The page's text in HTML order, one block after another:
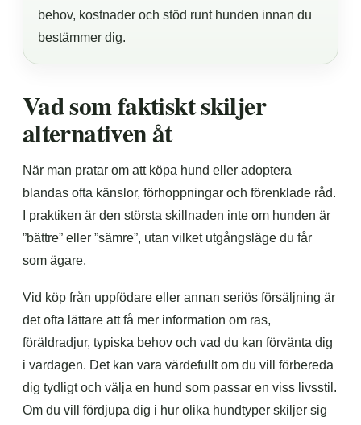
behov, kostnader och stöd runt hunden innan du
bestämmer dig.
Vad som faktiskt skiljer
alternativen åt
När man pratar om att köpa hund eller adoptera
blandas ofta känslor, förhoppningar och förenklade råd.
I praktiken är den största skillnaden inte om hunden är
”bättre” eller ”sämre”, utan vilket utgångsläge du får
som ägare.
Vid köp från uppfödare eller annan seriös försäljning är
det ofta lättare att få mer information om ras,
föräldradjur, typiska behov och vad du kan förvänta dig
i vardagen. Det kan vara värdefullt om du vill förbereda
dig tydligt och välja en hund som passar en viss livsstil.
Om du vill fördjupa dig i hur olika hundtyper skiljer sig